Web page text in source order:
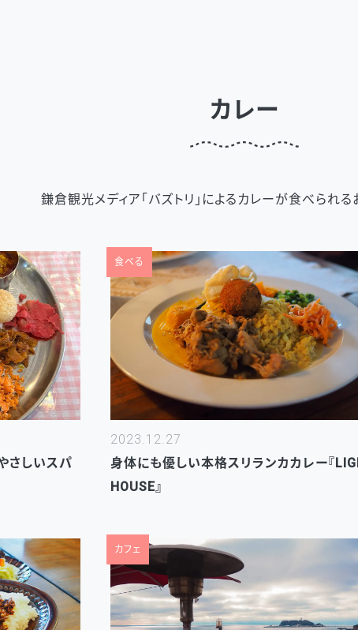
カレー
鎌倉観光メディア「バズトリ」によるカレーが食べられる
さしいスパ
食べる
2023.12.27
身体にも優しい本格スリランカカレー『
HOUSE』
カフェ